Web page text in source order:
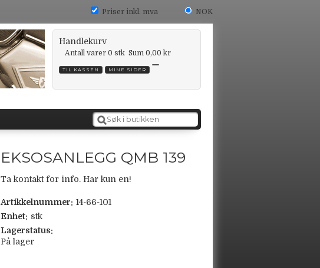
NOK
Priser inkl. mva
Handlekurv
Antall varer 0 stk Sum 0,00 kr
TIL KASSEN MINE SIDER
EKSOSANLEGG QMB 139
Ta kontakt for info. Har kun en!
Artikkelnummer: 14-66-101
Enhet: stk
Lagerstatus:
På lager